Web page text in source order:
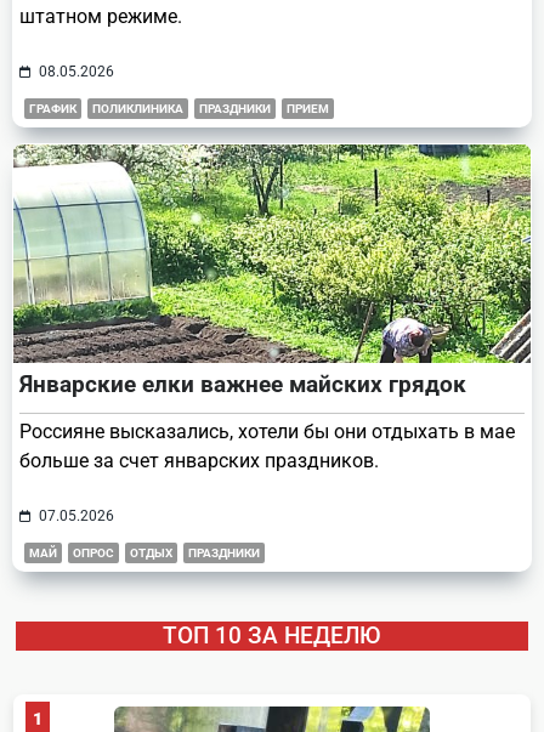
штатном режиме.
08.05.2026
ГРАФИК ПОЛИКЛИНИКА ПРАЗДНИКИ ПРИЕМ
Январские елки важнее майских грядок
Россияне высказались, хотели бы они отдыхать в мае
больше за счет январских праздников.
07.05.2026
МАЙ ОПРОС ОТДЫХ ПРАЗДНИКИ
ТОП 10 ЗА НЕДЕЛЮ